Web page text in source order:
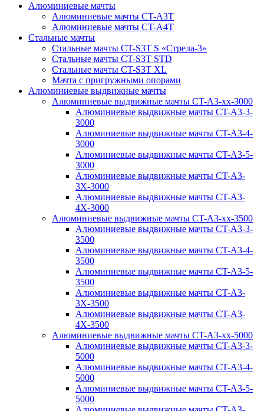
Алюминиевые мачты
Алюминиевые мачты CT-A3T
Алюминиевые мачты CT-A4T
Стальные мачты
Стальные мачты CT-S3T S «Стрела-3»
Стальные мачты CT-S3T STD
Стальные мачты CT-S3T XL
Мачта с пригружными опорами
Алюминиевые выдвижные мачты
Алюминиевые выдвижные мачты CT-A3-xx-3000
Алюминиевые выдвижные мачты CT-A3-3-
3000
Алюминиевые выдвижные мачты CT-A3-4-
3000
Алюминиевые выдвижные мачты CT-A3-5-
3000
Алюминиевые выдвижные мачты CT-A3-
3X-3000
Алюминиевые выдвижные мачты CT-A3-
4X-3000
Алюминиевые выдвижные мачты CT-A3-xx-3500
Алюминиевые выдвижные мачты CT-A3-3-
3500
Алюминиевые выдвижные мачты CT-A3-4-
3500
Алюминиевые выдвижные мачты CT-A3-5-
3500
Алюминиевые выдвижные мачты CT-A3-
3X-3500
Алюминиевые выдвижные мачты CT-A3-
4X-3500
Алюминиевые выдвижные мачты CT-A3-xx-5000
Алюминиевые выдвижные мачты CT-A3-3-
5000
Алюминиевые выдвижные мачты CT-A3-4-
5000
Алюминиевые выдвижные мачты CT-A3-5-
5000